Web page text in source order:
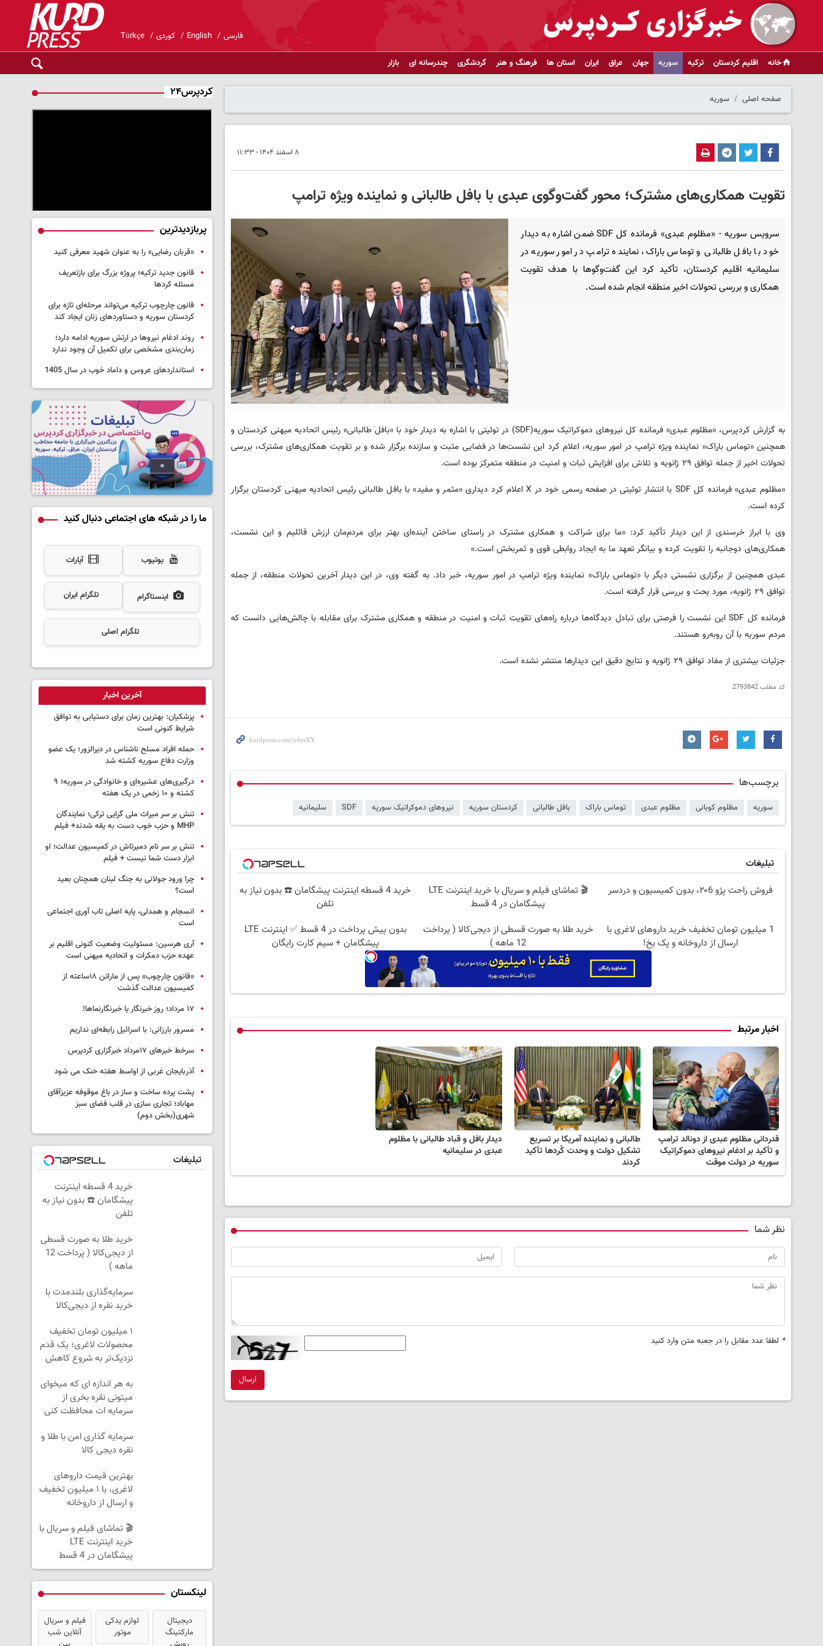
فارسی English کوردی Türkçe
خانه اقلیم کردستان ترکیه سوریه جهان عراق ایران استان ها فرهنگ و هنر گردشگری چندرسانه ای بازار
صفحه اصلی سوریه
۸ اسفند ۱۴۰۴ - ۱۱:۳۳
تقویت همکاری‌های مشترک؛ محور گفت‌وگوی عبدی با بافل طالبانی و نماینده ویژه ترامپ
سرویس سوریه - «مظلوم عبدی» فرمانده کل SDF ضمن اشاره به دیدار
خود با بافل طالبانی و توماس باراک، نماینده ترامپ در امور سوریه در
سلیمانیه اقلیم کردستان، تأکید کرد این گفت‌وگوها با هدف تقویت
همکاری و بررسی تحولات اخیر منطقه انجام شده است.
به گزارش کردپرس، «مظلوم عبدی» فرمانده کل نیروهای دموکراتیک سوریه(SDF) در توئیتی با اشاره به دیدار خود با «بافل طالبانی» رئیس اتحادیه میهنی کردستان و
همچنین «توماس باراک» نماینده ویژه ترامپ در امور سوریه، اعلام کرد این نشست‌ها در فضایی مثبت و سازنده برگزار شده و بر تقویت همکاری‌های مشترک، بررسی
تحولات اخیر از جمله توافق ۲۹ ژانویه و تلاش برای افزایش ثبات و امنیت در منطقه متمرکز بوده است.
«مظلوم عبدی» فرمانده کل SDF با انتشار توئیتی در صفحه رسمی خود در X اعلام کرد دیداری «مثمر و مفید» با بافل طالبانی رئیس اتحادیه میهنی کردستان برگزار
کرده است.
وی با ابراز خرسندی از این دیدار تأکید کرد: «ما برای شراکت و همکاری مشترک در راستای ساختن آینده‌ای بهتر برای مردم‌مان ارزش قائلیم و این نشست،
همکاری‌های دوجانبه را تقویت کرده و بیانگر تعهد ما به ایجاد روابطی قوی و ثمربخش است.»
عبدی همچنین از برگزاری نشستی دیگر با «توماس باراک» نماینده ویژه ترامپ در امور سوریه، خبر داد. به گفته وی، در این دیدار آخرین تحولات منطقه، از جمله
توافق ۲۹ ژانویه، مورد بحث و بررسی قرار گرفته است.
فرمانده کل SDF این نشست را فرصتی برای تبادل دیدگاه‌ها درباره راه‌های تقویت ثبات و امنیت در منطقه و همکاری مشترک برای مقابله با چالش‌هایی دانست که
مردم سوریه با آن روبه‌رو هستند.
جزئیات بیشتری از مفاد توافق ۲۹ ژانویه و نتایج دقیق این دیدارها منتشر نشده است.
کد مطلب2793842
برچسب‌ها
سوریه مظلوم کوبانی مظلوم عبدی توماس باراک بافل طالبانی کردستان سوریه نیروهای دموکراتیک سوریه SDF سلیمانیه
تبلیغات
فروش راحت پژو ۲۰6، بدون کمیسیون و دردسر
🎬 تماشای فیلم و سریال با خرید اینترنت LTE
پیشگامان در 4 قسط
خرید 4 قسطه اینترنت پیشگامان ☎️ بدون نیاز به
تلفن
1 میلیون تومان تخفیف خرید داروهای لاغری با
ارسال از داروخانه و پک یخ!
خرید طلا به صورت قسطی از دیجی‌کالا ( پرداخت
12 ماهه )
بدون پیش پرداخت در 4 قسط ✅ اینترنت LTE
پیشگامان + سیم کارت رایگان
اخبار مرتبط
قدردانی مظلوم عبدی از دونالد ترامپ
و تأکید بر ادغام نیروهای دموکراتیک
سوریه در دولت موقت
طالبانی و نماینده آمریکا بر تسریع
تشکیل دولت و وحدت کُردها تأکید
کردند
دیدار بافل و قباد طالبانی با مظلوم
عبدی در سلیمانیه
نظر شما
* لطفا عدد مقابل را در جعبه متن وارد کنید
ارسال
کردپرس۲۴
پربازدیدترین
«قربان رضایی» را به عنوان شهید معرفی کنید
قانون جدید ترکیه؛ پروژه بزرگ‌ برای بازتعریف
مسئله کردها
قانون چارچوب ترکیه می‌تواند مرحله‌ای تازه برای
کردستان سوریه و دستاوردهای زنان ایجاد کند
روند ادغام نیروها در ارتش سوریه ادامه دارد؛
زمان‌بندی مشخصی برای تکمیل آن وجود ندارد
استانداردهای عروس و داماد خوب در سال 1405
ما را در شبکه های اجتماعی دنبال کنید
یوتیوب آپارات
اینستاگرام تلگرام ایران
تلگرام اصلی
آخرین اخبار
پزشکیان‌: بهترین زمان برای دستیابی به توافق
شرایط کنونی است
حمله افراد مسلح ناشناس در دیرالزور؛ یک عضو
وزارت دفاع سوریه کشته شد
درگیری‌های عشیره‌ای و خانوادگی در سوریه؛ ۹
کشته و ۱۰ زخمی در یک هفته
تنش بر سر میراث ملی گرایی ترکی؛ نمایندگان
MHP و حزب خوب دست به یقه شدند+ فیلم
تنش بر سر نام دمیرتاش در کمیسیون عدالت؛ او
ابزار دست شما نیست + فیلم
چرا ورود جولانی به جنگ لبنان همچنان بعید
است؟
انسجام و همدلی، پایه اصلی تاب آوری اجتماعی
است
آری هرسین: مسئولیت وضعیت کنونی اقلیم بر
عهده حزب دمکرات و اتحادیه میهنی است
«قانون چارچوب» پس از ماراتن ۱۸ساعته از
کمیسیون عدالت گذشت
١٧ مرداد؛ روز خبرنگار یا خبرنگارنماها!
مسرور بارزانی: با اسرائیل رابطه‌ای نداریم
سرخط خبرهای ۱۷مرداد خبرگزاری کردپرس
آذربایجان غربی از اواسط هفته خنک می شود
پشت پرده ساخت و ساز در باغ موقوفه عزیزآقای
مهاباد؛ تجاری سازی در قلب فضای سبز
شهری(بخش دوم)
تبلیغات
خرید 4 قسطه اینترنت
پیشگامان ☎️ بدون نیاز به
تلفن
خرید طلا به صورت قسطی
از دیجی‌کالا ( پرداخت 12
ماهه )
سرمایه‌گذاری بلندمدت با
خرید نقره از دیجی‌کالا
۱ میلیون تومان تخفیف
محصولات لاغری؛ یک قدم
نزدیک‌تر به شروع کاهش
به هر اندازه ای که میخوای
میتونی نقره بخری از
سرمایه ات محافظت کنی
سرمایه گذاری امن با طلا و
نقره دیجی کالا
بهترین قیمت داروهای
لاغری، با ۱ میلیون تخفیف
و ارسال از داروخانه‌
🎬 تماشای فیلم و سریال با
خرید اینترنت LTE
پیشگامان در 4 قسط
لینکستان
دیجیتال
مارکتینگ
لوازم یدکی
موتور
فیلم و سریال
آنلاین شب